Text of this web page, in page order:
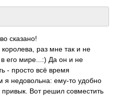
сказано!
королева, раз мне так и не
его мире...:) Да он и не
- просто всё время
я недовольна: ему-то удобно
привык. Вот решил совместить